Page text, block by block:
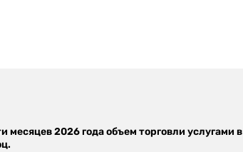
месяцев 2026 года объем торговли услугами в